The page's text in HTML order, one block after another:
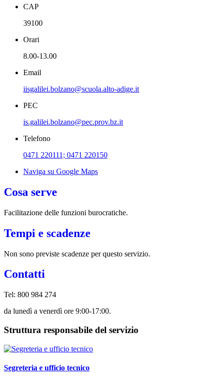
CAP
39100
Orari
8.00-13.00
Email
iisgalilei.bolzano@scuola.alto-adige.it
PEC
is.galilei.bolzano@pec.prov.bz.it
Telefono
0471 220111; 0471 220150
Naviga su Google Maps
Cosa serve
Facilitazione delle funzioni burocratiche.
Tempi e scadenze
Non sono previste scadenze per questo servizio.
Contatti
Tel: 800 984 274
da lunedì a venerdì ore 9:00-17:00.
Struttura responsabile del servizio
Segreteria e ufficio tecnico